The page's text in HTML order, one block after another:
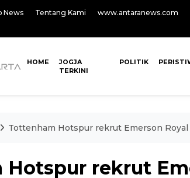
News Tentang Kami www.antaranews.com
HOME
JOGJA
TERKINI
POLITIK
Tottenham Hotspur rekrut Emerson Royal
rekrut